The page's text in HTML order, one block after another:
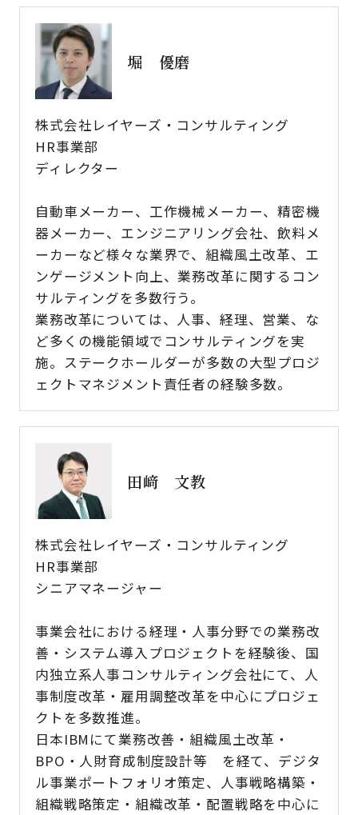
堀 優磨
株式会社レイヤーズ・コンサルティング
HR事業部
ディレクター
自動車メーカー、工作機械メーカー、精密機
器メーカー、エンジニアリング会社、飲料メ
ーカーなど様々な業界で、組織風土改革、エ
ンゲージメント向上、業務改革に関するコン
サルティングを多数行う。
業務改革については、人事、経理、営業、な
ど多くの機能領域でコンサルティングを実
施。ステークホールダーが多数の大型プロジ
ェクトマネジメント責任者の経験多数。
田﨑 文教
株式会社レイヤーズ・コンサルティング
HR事業部
シニアマネージャー
事業会社における経理・人事分野での業務改
善・システム導入プロジェクトを経験後、国
内独立系人事コンサルティング会社にて、人
事制度改革・雇用調整改革を中心にプロジェ
クトを多数推進。
日本IBMにて業務改善・組織風土改革・
BPO・人財育成制度設計等 を経て、デジタ
ル事業ポートフォリオ策定、人事戦略構築・
組織戦略策定・組織改革・配置戦略を中心に